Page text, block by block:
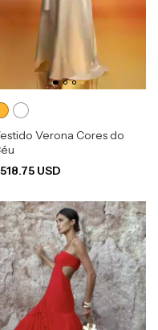
Verona Cores do
USD